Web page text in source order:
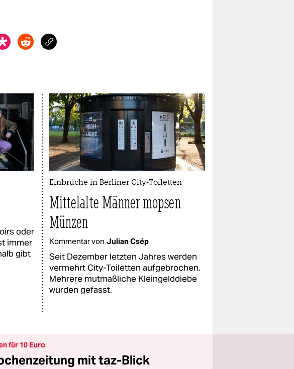
oder
immer
gibt
Einbrüche in Berliner City-Toiletten
Mittelalte Männer mopsen
Münzen
Kommentar von Julian Csép
Seit Dezember letzten Jahres werden
vermehrt City-Toiletten aufgebrochen.
Mehrere mutmaßliche Kleingelddiebe
wurden gefasst.
für 10 Euro
mit taz-Blick